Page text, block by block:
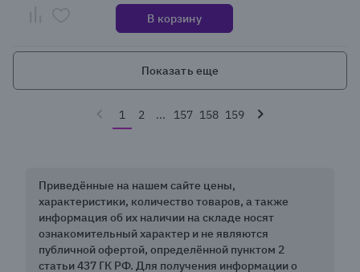
В корзину
Показать еще
1 2 ... 157 158 159
Приведённые на нашем сайте цены,
характеристики, количество товаров, а также
информация об их наличии на складе носят
ознакомительный характер и не являются
публичной офертой, определённой пунктом 2
статьи 437 ГК РФ. Для получения информации о